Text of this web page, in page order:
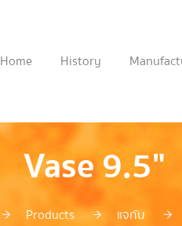
Home History
Vase 9.5"
Products แจกัน